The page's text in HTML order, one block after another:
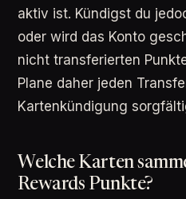
aktiv ist. Kündigst du
oder wird das Konto
nicht transferierten
Plane daher jeden
Kartenkündigung
Welche Karten
Rewards Punkte?